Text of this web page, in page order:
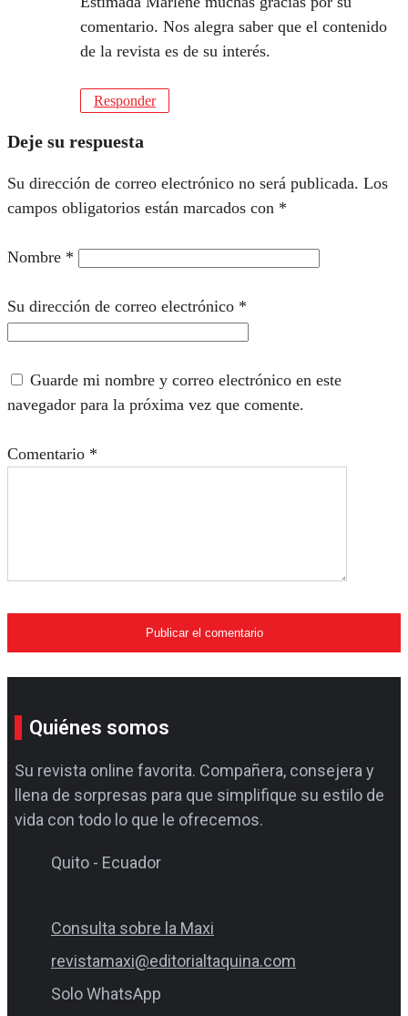
comentario. Nos alegra saber que el contenido
de la revista es de su interés.
Responder
Deje su respuesta
Su dirección de correo electrónico no será publicada. Los
campos obligatorios están marcados con *
Nombre *
Su dirección de correo electrónico *
Guarde mi nombre y correo electrónico en este
navegador para la próxima vez que comente.
Comentario *
Quiénes somos
Su revista online favorita. Compañera, consejera y
llena de sorpresas para que simplifique su estilo de
vida con todo lo que le ofrecemos.
Quito - Ecuador
Consulta sobre la Maxi
revistamaxi@editorialtaquina.com
Solo WhatsApp